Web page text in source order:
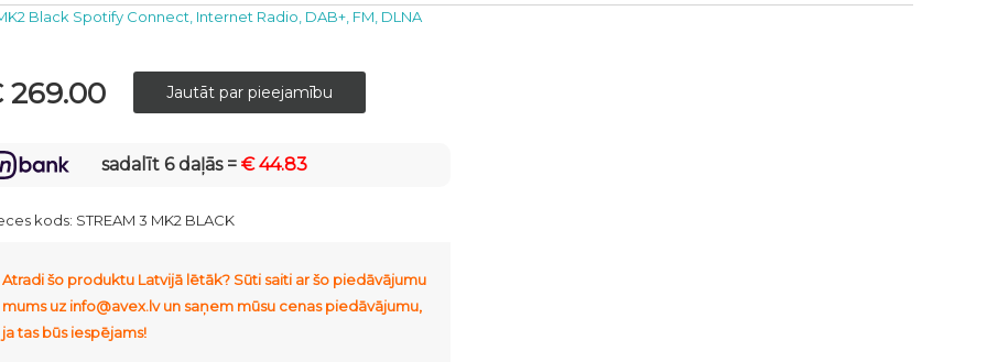
Black Spotify Connect, Internet Radio, DAB+, FM, DLNA
269.00
sadalīt 6 daļās =€ 44.83
kods: STREAM 3 MK2 BLACK
Atradi šo produktu Latvijā lētāk? Sūti saiti ar šo piedāvājumu
mums uz info@avex.lv un saņem mūsu cenas piedāvājumu,
ja tas būs iespējams!